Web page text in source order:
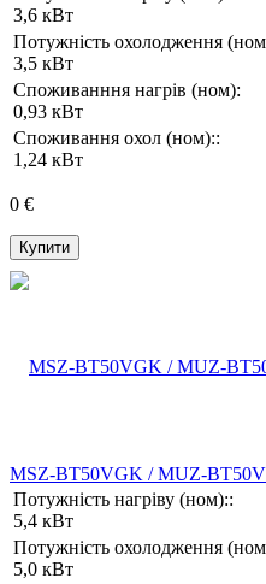
3,6 кВт
Потужність охолодження
3,5 кВт
Споживанння нагрів (ном):
0,93 кВт
Споживання охол (ном)::
1,24 кВт
0 €
Купити
MSZ-BT50VGK / MUZ-
Потужність нагріву (ном)::
5,4 кВт
Потужність охолодження
5,0 кВт